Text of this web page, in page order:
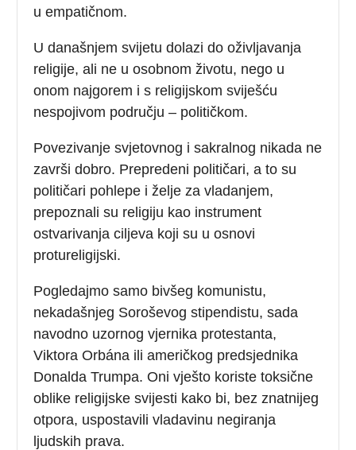
u empatičnom.
U današnjem svijetu dolazi do oživljavanja
religije, ali ne u osobnom životu, nego u
onom najgorem i s religijskom sviješću
nespojivom području – političkom.
Povezivanje svjetovnog i sakralnog nikada ne
završi dobro. Prepredeni političari, a to su
političari pohlepe i želje za vladanjem,
prepoznali su religiju kao instrument
ostvarivanja ciljeva koji su u osnovi
protureligijski.
Pogledajmo samo bivšeg komunistu,
nekadašnjeg Soroševog stipendistu, sada
navodno uzornog vjernika protestanta,
Viktora Orbána ili američkog predsjednika
Donalda Trumpa. Oni vješto koriste toksične
oblike religijske svijesti kako bi, bez znatnijeg
otpora, uspostavili vladavinu negiranja
ljudskih prava.